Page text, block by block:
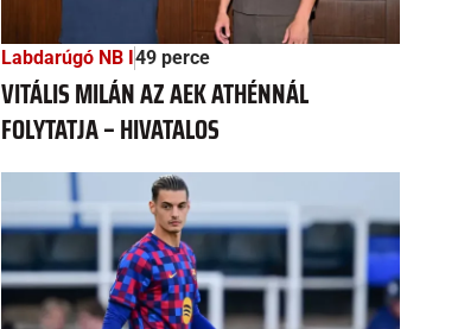
Labdarúgó NB I 49 perce
VITÁLIS MILÁN AZ AEK ATHÉNNÁL
FOLYTATJA – HIVATALOS